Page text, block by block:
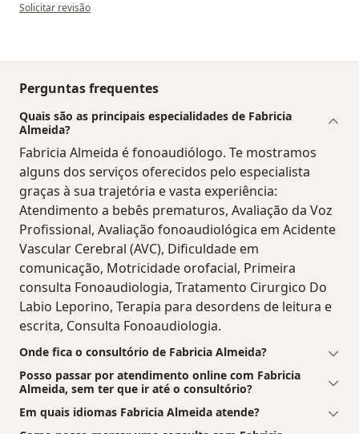
na opinião do utilizador paciente anônimo
Solicitar revisão
Perguntas frequentes
Quais são as principais especialidades de Fabricia
Almeida?
Fabricia Almeida é fonoaudiólogo. Te mostramos
alguns dos serviços oferecidos pelo especialista
graças à sua trajetória e vasta experiência:
Atendimento a bebês prematuros, Avaliação da Voz
Profissional, Avaliação fonoaudiológica em Acidente
Vascular Cerebral (AVC), Dificuldade em
comunicação, Motricidade orofacial, Primeira
consulta Fonoaudiologia, Tratamento Cirurgico Do
Labio Leporino, Terapia para desordens de leitura e
escrita, Consulta Fonoaudiologia.
Onde fica o consultório de Fabricia Almeida?
Posso passar por atendimento online com Fabricia
Almeida, sem ter que ir até o consultório?
Em quais idiomas Fabricia Almeida atende?